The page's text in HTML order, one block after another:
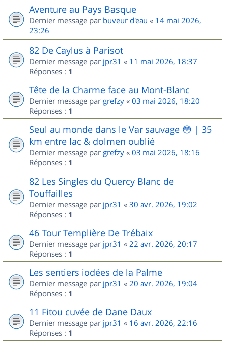
Aventure au Pays Basque
Dernier message par buveur d'eau « 14 mai 2026,
23:26
82 De Caylus à Parisot
Dernier message par jpr31 « 11 mai 2026, 18:37
Réponses : 1
Tête de la Charme face au Mont-Blanc
Dernier message par grefzy « 03 mai 2026, 18:20
Réponses : 1
Seul au monde dans le Var sauvage 😳 | 35
km entre lac & dolmen oublié
Dernier message par grefzy « 03 mai 2026, 18:16
Réponses : 1
82 Les Singles du Quercy Blanc de
Touffailles
Dernier message par jpr31 « 30 avr. 2026, 19:02
Réponses : 1
46 Tour Templière De Trébaix
Dernier message par jpr31 « 22 avr. 2026, 20:17
Réponses : 1
Les sentiers iodées de la Palme
Dernier message par jpr31 « 20 avr. 2026, 19:04
Réponses : 1
11 Fitou cuvée de Dane Daux
Dernier message par jpr31 « 16 avr. 2026, 22:16
Réponses : 1